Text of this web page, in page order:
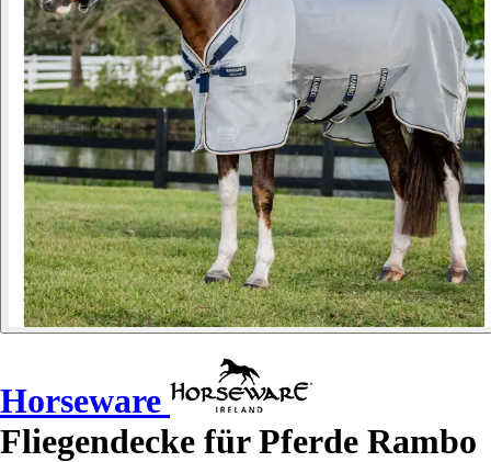
Horseware
Fliegendecke für Pferde Rambo